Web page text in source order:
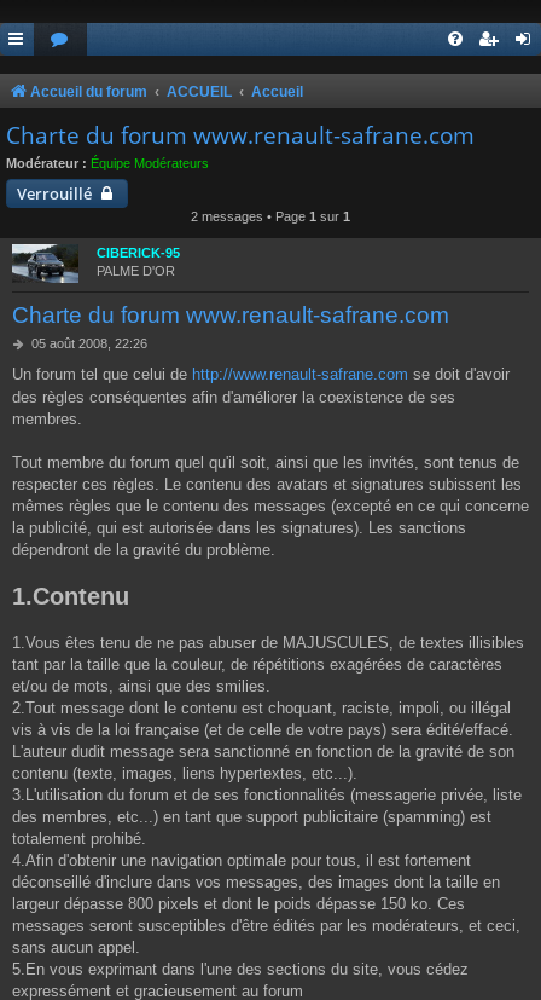
Accueil du forum ACCUEIL Accueil
Charte du forum www.renault-safrane.com
Modérateur : Équipe Modérateurs
Verrouillé
2 messages • Page 1 sur 1
CIBERICK-95
PALME D'OR
Charte du forum www.renault-safrane.com
M
s
s
a
05 août 2008, 22:26
Un forum tel que celui de http://www.renault-safrane.com se doit d'avoir
des règles conséquentes afin d'améliorer la coexistence de ses
membres.
Tout membre du forum quel qu'il soit, ainsi que les invités, sont tenus de
respecter ces règles. Le contenu des avatars et signatures subissent les
mêmes règles que le contenu des messages (excepté en ce qui concerne
la publicité, qui est autorisée dans les signatures). Les sanctions
dépendront de la gravité du problème.
1.Contenu
1.Vous êtes tenu de ne pas abuser de MAJUSCULES, de textes illisibles
tant par la taille que la couleur, de répétitions exagérées de caractères
et/ou de mots, ainsi que des smilies.
2.Tout message dont le contenu est choquant, raciste, impoli, ou illégal
vis à vis de la loi française (et de celle de votre pays) sera édité/effacé.
L'auteur dudit message sera sanctionné en fonction de la gravité de son
contenu (texte, images, liens hypertextes, etc...).
3.L'utilisation du forum et de ses fonctionnalités (messagerie privée, liste
des membres, etc...) en tant que support publicitaire (spamming) est
totalement prohibé.
4.Afin d'obtenir une navigation optimale pour tous, il est fortement
déconseillé d'inclure dans vos messages, des images dont la taille en
largeur dépasse 800 pixels et dont le poids dépasse 150 ko. Ces
messages seront susceptibles d'être édités par les modérateurs, et ceci,
sans aucun appel.
5.En vous exprimant dans l'une des sections du site, vous cédez
expressément et gracieusement au forum